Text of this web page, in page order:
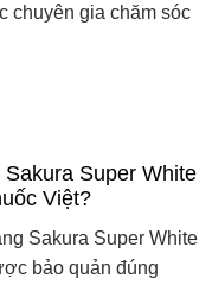
chuyên gia chăm sóc
Super White
Việt?
Sakura Super White
bảo quản đúng